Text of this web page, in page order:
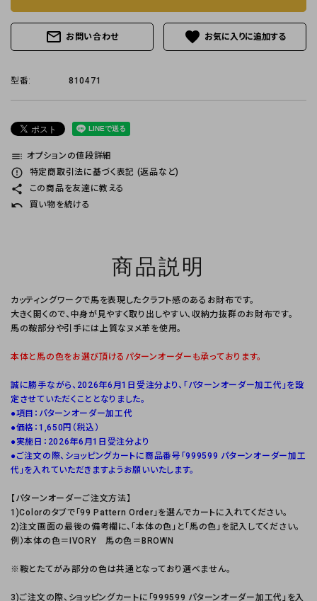
mail_outline お問い合わせ favorite
型番: 810471
toc オプションの値段詳細
error_outline 特定商取引法に基づく表記 (返品など)
share この商品を友達に教える
undo 買い物を続ける
商品説明
カッティングワークで馬を表現したクラフト感のあるお財布です。
大きく開くので、中身が見やすく取り出しやすい、収納力抜群のお財布です。
馬の鞍部分や引手には上質なヌメ革を使用。
本体と馬の色をお選び頂けるパターンオーダーも承っております。
誠に勝手ながら、2026年6月1日受注分より、「パターンオーダー加工代」を設
定させていただくこととなりました。
●項目：パターンオーダー加工代
●価格：1,650円（税込）
●実施日：2026年6月1日受注分より
●ご注文の際、ショッピングカートに商品番号「999599 パターンオーダー加工
代」を入れていただきますようお願いいたします。
【パターンオーダーご注文方法】
1)Colorのタブで「99 Pattern Order」を選んでカートに入れてください。
2)注文画面の最後の備考欄に、「本体の色」と「馬の色」を記入してください。
例）本体の色＝IVORY 馬の色＝BROWN
※鞍とたてがみ部分の色は共通となっており選べません。
3)ご注文の際、ショッピングカートに「999599 パターンオーダー加工代」を入